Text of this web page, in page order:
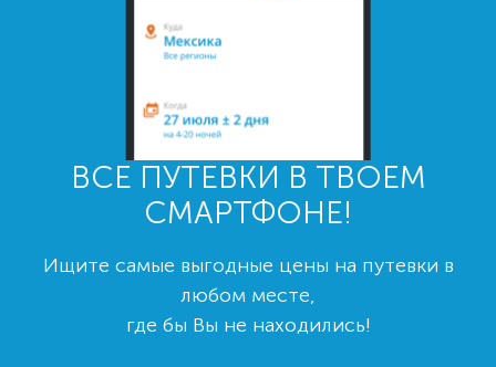
ВСЕ ПУТЕВКИ В ТВОЕМ
СМАРТФОНЕ!
Ищите самые выгодные цены на путевки в
любом месте,
где бы Вы не находились!